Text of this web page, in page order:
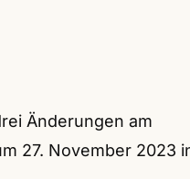
Änderungen am
27. November 2023